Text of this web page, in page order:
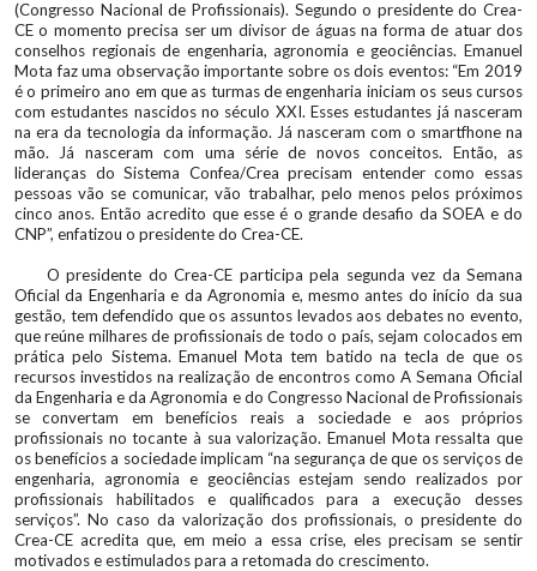
(Congresso Nacional de Profissionais). Segundo o presidente do Crea-
CE o momento precisa ser um divisor de águas na forma de atuar dos
conselhos regionais de engenharia, agronomia e geociências. Emanuel
Mota faz uma observação importante sobre os dois eventos: “Em 2019
é o primeiro ano em que as turmas de engenharia iniciam os seus cursos
com estudantes nascidos no século XXI. Esses estudantes já nasceram
na era da tecnologia da informação. Já nasceram com o smartfhone na
mão. Já nasceram com uma série de novos conceitos. Então, as
lideranças do Sistema Confea/Crea precisam entender como essas
pessoas vão se comunicar, vão trabalhar, pelo menos pelos próximos
cinco anos. Então acredito que esse é o grande desafio da SOEA e do
CNP”, enfatizou o presidente do Crea-CE.
O presidente do Crea-CE participa pela segunda vez da Semana
Oficial da Engenharia e da Agronomia e, mesmo antes do início da sua
gestão, tem defendido que os assuntos levados aos debates no evento,
que reúne milhares de profissionais de todo o país, sejam colocados em
prática pelo Sistema. Emanuel Mota tem batido na tecla de que os
recursos investidos na realização de encontros como A Semana Oficial
da Engenharia e da Agronomia e do Congresso Nacional de Profissionais
se convertam em benefícios reais a sociedade e aos próprios
profissionais no tocante à sua valorização. Emanuel Mota ressalta que
os benefícios a sociedade implicam “na segurança de que os serviços de
engenharia, agronomia e geociências estejam sendo realizados por
profissionais habilitados e qualificados para a execução desses
serviços”. No caso da valorização dos profissionais, o presidente do
Crea-CE acredita que, em meio a essa crise, eles precisam se sentir
motivados e estimulados para a retomada do crescimento.